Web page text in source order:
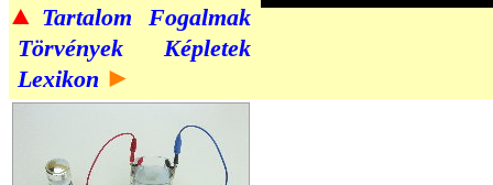
▲ Tartalom
Fogalmak
Törvények
Képletek
Lexikon ►